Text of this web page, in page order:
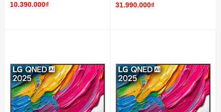
10.390.000₫ 31.990.000₫